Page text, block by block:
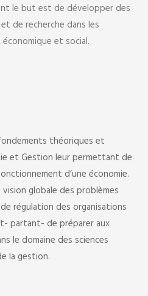
le but est de développer des
de recherche dans les
et social.
théoriques et
et Gestion leur permettant de
d’une économie.
globale des problèmes
régulation des organisations
partant- de préparer aux
le domaine des sciences
la gestion.